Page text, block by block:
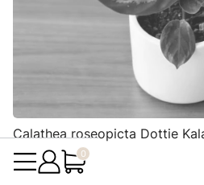
Calathea roseopicta Dottie
25,99 zł
Produkty w koszyku: